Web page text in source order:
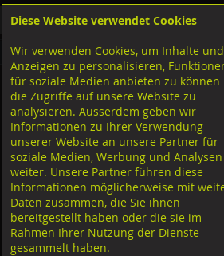
Shop Sicherungselemente
KlappsplintenStahl verzinkt,
Diese Website verwendet Cookies
Wir verwenden Cookies, um Inhalte und
Anzeigen zu personalisieren,
für soziale Medien anbieten zu können
die Zugriffe auf unsere Website zu
analysieren. Ausserdem geben wir
Informationen zu Ihrer Verwendung
unserer Website an unsere Partner für
soziale Medien, Werbung und Analysen
weiter. Unsere Partner führen diese
Informationen möglicherweise mit
Daten zusammen, die Sie ihnen
bereitgestellt haben oder die sie im
Rahmen Ihrer Nutzung der Dienste
gesammelt haben.